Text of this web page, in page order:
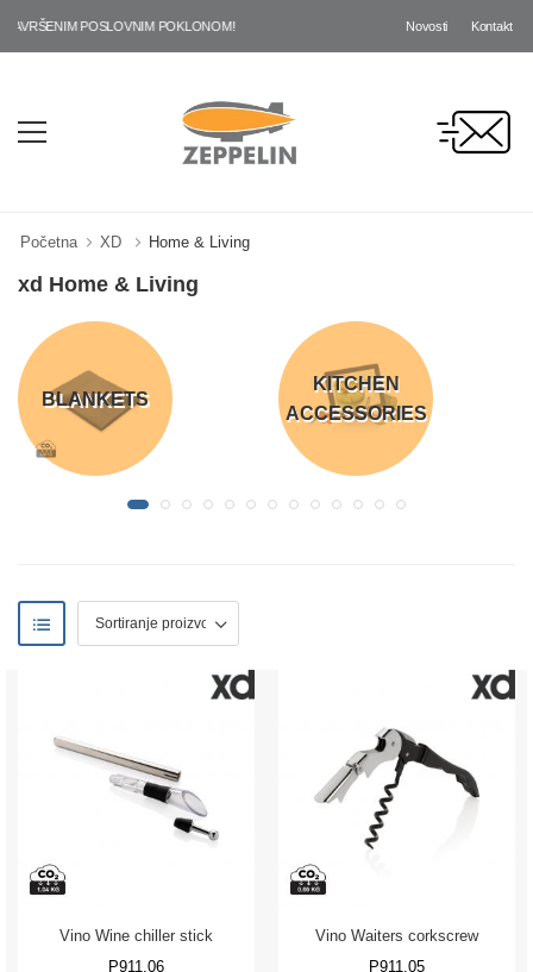
POSLOVNIM POKLONOM! Novosti Kontakt
Početna XD Home & Living
xd Home & Living
BLANKETS
KITCHEN
ACCESSORIES
Vino Wine chiller stick
P911.06
Vino Waiters corkscrew
P911.05